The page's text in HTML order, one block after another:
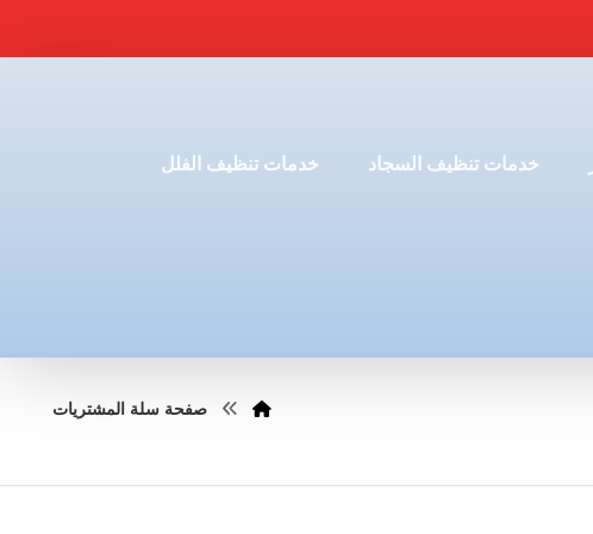
خدمات تنظيف السجاد خدمات تنظيف الفلل
صفحة سلة المشتريات